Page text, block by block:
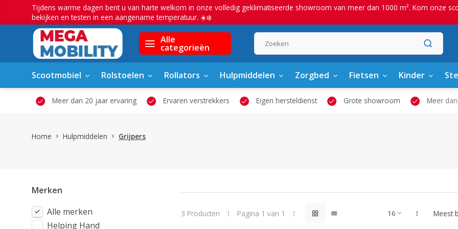
Tijdens warme dagen bent u van harte welkom in onze volledig geklimatiseerde showroom van meer dan 1000 m². Kom onze
bekijken en testen in een aangename temperatuur. ☀️❄️
Alle
categorieën
Scootmobiel Rolstoelen Rollators Hulpmiddelen Zorgbed Fietsen Kinder
Meer dan 20 jaar ervaring Ervaren verstrekkers Eigen hersteldienst Grote showroom Meer dan
Home Hulpmiddelen Grijpers
Merken
Alle merken
Helping Hand
3 Producten Pagina 1 van 1 Meest